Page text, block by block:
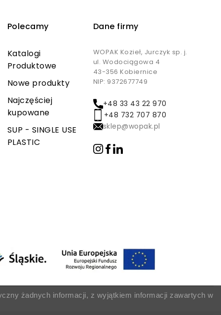
Dane firmy
WOPAK Kozieł, Jurczyk sp. j.
ul. Wodociągowa 4
43-356 Kobiernice
NIP: 9372677749
+48 33 43 22 970
+48 732 707 870
sklep@wopak.pl
Polecamy
Katalogi
Produktowe
Nowe produkty
Najczęściej
kupowane
SUP - SINGLE USE
PLASTIC
żadnych informacji, z wyjątkiem informacji zawartych w